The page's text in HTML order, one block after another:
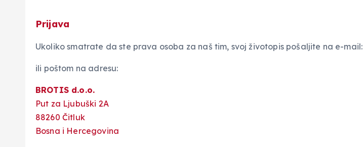
Prijava
Ukoliko smatrate da ste prava osoba za naš tim, svoj životopis pošaljite na e-mail:
ili poštom na adresu:
BROTIS d.o.o.
Put za Ljubuški 2A
88260 Čitluk
Bosna i Hercegovina